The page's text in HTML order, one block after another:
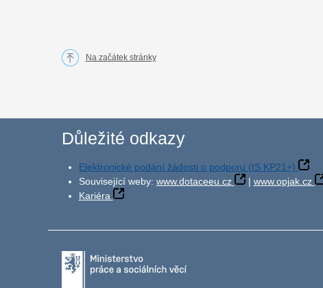
Na začátek stránky
Důležité odkazy
Elektronické podání žádosti o podporu (IS KP21+)
Související weby: www.dotaceeu.cz | www.opjak.cz
Kariéra